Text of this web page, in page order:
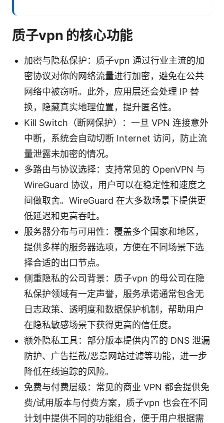
质子vpn 的核心功能
加密与隐私保护：质子vpn 通过行业主流的加
密协议对你的网络流量进行加密，避免在公共
网络中被窃听。此外，应用层还会处理 IP 替
换，隐藏真实地理位置，提升匿名性。
Kill Switch（断网保护）：一旦 VPN 连接意外
中断，系统会自动切断 Internet 访问，防止流
量泄露未加密的情况。
多路由与协议选择：支持常见的 OpenVPN 与
WireGuard 协议，用户可以在稳定性和速度之
间做取舍。WireGuard 在大多数场景下提供更
低延迟和更高吞吐。
服务器分布与可用性：覆盖多个国家和地区，
提供多样的服务器选项，方便在不同场景下选
择合适的出口节点。
侧重隐私的公司背景：质子vpn 的母公司在隐
私保护领域有一定声誉，服务承诺通常包含无
日志政策、透明度和数据保护机制，帮助用户
在隐私敏感场景下获得更高的信任度。
额外隐私工具：部分版本提供内置的 DNS 泄漏
防护、广告拦截/恶意网站过滤等功能，进一步
降低在线追踪的风险。
免费与付费层级：常见的商业 VPN 都会提供免
费/试用版本与付费方案，质子vpn 也会在不同
计划中提供不同的功能组合，便于用户根据需